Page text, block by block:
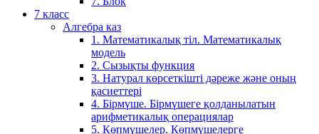
7 класс
Алгебра каз
1. Математикалық тіл. Математикалық
модель
2. Сызықты функция
3. Натурал көрсеткішті дәреже және оның
қасиеттері
4. Бірмүше. Бірмүшеге қолданылатын
арифметикалық операциялар
5. Көпмүшелер. Көпмүшелерге